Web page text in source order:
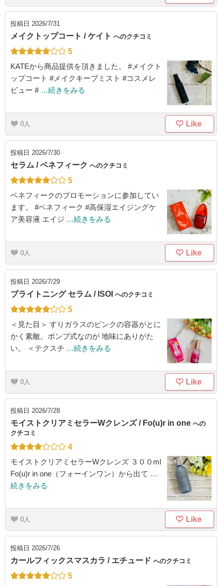
投稿日 2026/7/31
メイクトップコート / ケイト へのクチコミ
5
KATEから商品提供を頂きました。 #メイクト
ップコート #メイクキープミスト #コスメレ
ビュー # …続きをみる
0 Like
投稿日 2026/7/30
セラム / ベネフィーク へのクチコミ
5
ベネフィークのプロモーションに参加してい
ます。 #ベネフィーク #高保湿エイジングケ
ア美容液 エイジ …続きをみる
0 Like
投稿日 2026/7/29
ブライトニング セラム / ISOI へのクチコミ
5
＜見た目＞ すりガラスのピンクの容器がとに
かく素敵。ポンプ式なのが 地味にありがた
い。 ＜テクスチ …続きをみる
0 Like
投稿日 2026/7/28
モイストクリアミセラーWクレンズ / Fo(u)r in one への
クチコミ
4
モイストクリアミセラーWクレンズ ３００ml
Fo(u)r in one（フォーインワン）から出て …
続きをみる
0 Like
投稿日 2026/7/26
カールフィックスマスカラ / エチュード へのクチコミ
5